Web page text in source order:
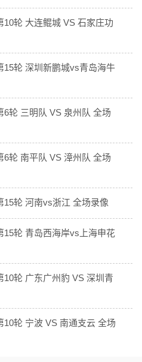
10轮 大连鲲城 VS 石家庄功
15轮 深圳新鹏城vs青岛海牛
6轮 三明队 VS 泉州队 全场
6轮 南平队 VS 漳州队 全场
15轮 河南vs浙江 全场录像
15轮 青岛西海岸vs上海申花
10轮 广东广州豹 VS 深圳青
10轮 宁波 VS 南通支云 全场